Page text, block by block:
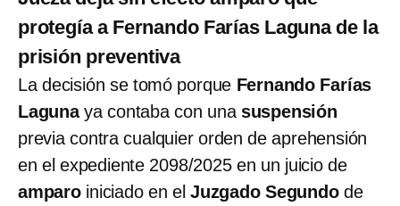
protegía a Fernando Farías Laguna de la
prisión preventiva
La decisión se tomó porque Fernando Farías
Lagunaya contaba con una suspensión
previa contra cualquier orden de aprehensión
en el expediente 2098/2025 en un juicio de
amparo iniciado en elJuzgado Segundode